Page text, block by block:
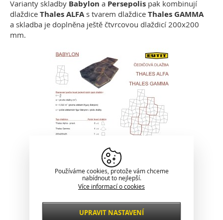
Varianty skladby Babylon a Persepolis pak kombinují
dlaždice Thales ALFAs tvarem dlaždice Thales GAMMA
a skladba je doplněna ještě čtvrcovou dlaždicí 200x200
mm.
Používáme cookies, protože vám chceme
nabídnout to nejlepší.
Více informací o cookies
Nezbytné
UPRAVIT NASTAVENÍ